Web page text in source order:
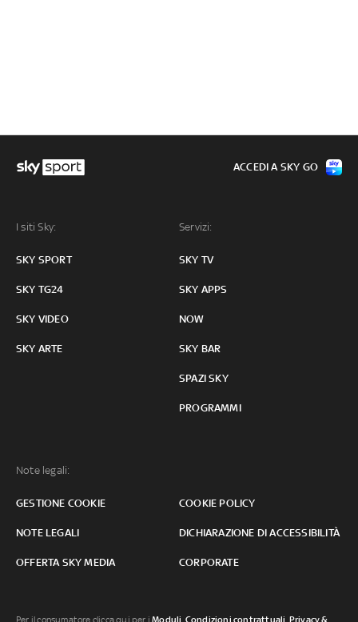
I siti Sky:
SKY SPORT
SKY TG24
SKY VIDEO
SKY ARTE
Servizi:
SKY TV
SKY APPS
NOW
SKY BAR
SPAZI SKY
PROGRAMMI
Note legali:
GESTIONE COOKIE COOKIE POLICY
NOTE LEGALI DICHIARAZIONE DI ACCESSIBILITÀ
OFFERTA SKY MEDIA CORPORATE
ACCEDI A SKY GO